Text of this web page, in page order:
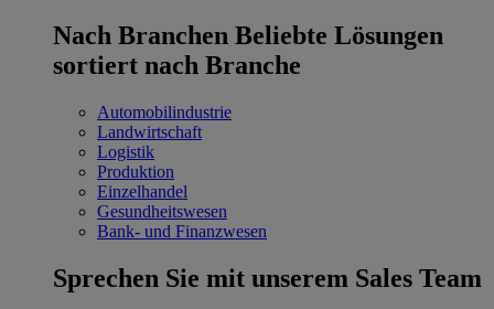
Nach Branchen Beliebte Lösungen
sortiert nach Branche
Automobilindustrie
Landwirtschaft
Logistik
Produktion
Einzelhandel
Gesundheitswesen
Bank- und Finanzwesen
Sprechen Sie mit unserem Sales Team